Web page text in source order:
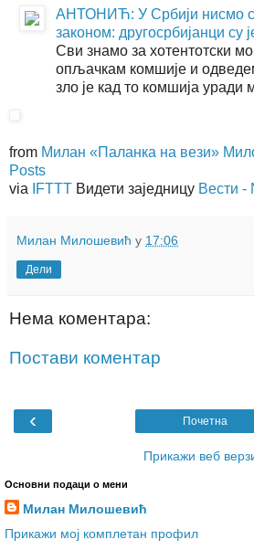
АНТОНИЋ: У Србији нисмо
законом: другосрбијанци су
Сви знамо за хотентотски
опљачкам комшије и
зло је кад то комшија уради
from Милан «Паланка на вези»
Posts
via
IFTTT Видети заједницу Вести -
Милан Милошевић у 17:06
Дели
Нема коментара:
Постави коментар
‹ Почетна
Прикажи веб
Основни подаци о мени
Милан Милошевић
Прикажи мој комплетан профил